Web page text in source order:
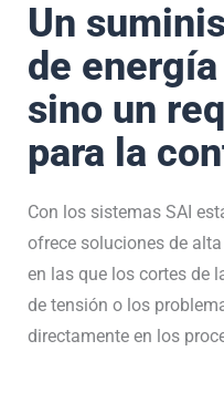
Un
de
sino un
para la
Con los sistemas SAI
ofrece soluciones de
en las que los cortes de
de tensión o los
directamente en los